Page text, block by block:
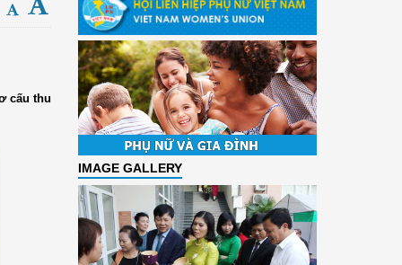
cấu thu
IMAGE GALLERY